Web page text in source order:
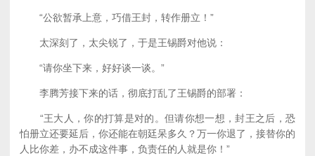
“公欲暂承上意，巧借王封，转作册立！”
太深刻了，太尖锐了，于是王锡爵对他说：
“请你坐下来，好好谈一谈。”
李腾芳接下来的话，彻底打乱了王锡爵的部署：
“王大人，你的打算是对的。但请你想一想，封王之后，恐
怕册立还要延后，你还能在朝廷呆多久？万一你退了，接替你的
人比你差，办不成这件事，负责任的人就是你！”